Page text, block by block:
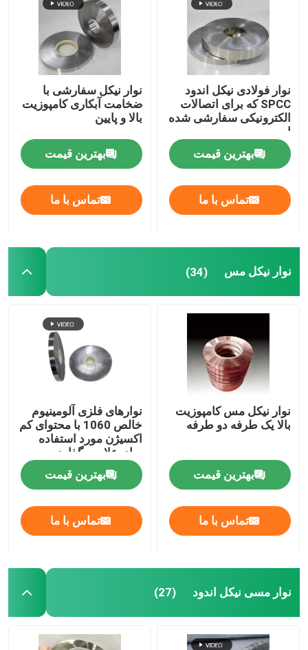
نوار فولادی نیکل اندود
SPCC که برای اتصالات
الکترونیکی سفارشی شده
است
بهترین قیمت
تماس با ما
نوار نیکل سفارشی با
ضخامت آبکاری کامپوزیت
بالا و پایین
بهترین قیمت
تماس با ما
نوار نیکل مس (34)
نوار نیکل مس کامپوزیت
بالا یک طرفه دو طرفه
بهترین قیمت
تماس با ما
نوارهای فلزی آلومینیوم
خالص 1060 با محتوای کم
اکسیژن مورد استفاده
برای علامت گذاری
بهترین قیمت
تماس با ما
نوار مسی نیکل اندود (27)